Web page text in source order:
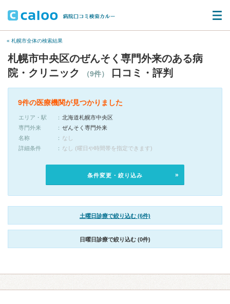
« 札幌市全体の検索結果
札幌市中央区のぜんそく専門外来のある病
院・クリニック
（9件） 口コミ・評判
9件の医療機関が見つかりました
エリア・駅
北海道札幌市中央区
専門外来
ぜんそく専門外来
名称
なし
詳細条件
なし (曜日や時間帯を指定できます)
条件変更・絞り込み
土曜日診療で絞り込む (6件)
日曜日診療で絞り込む (0件)